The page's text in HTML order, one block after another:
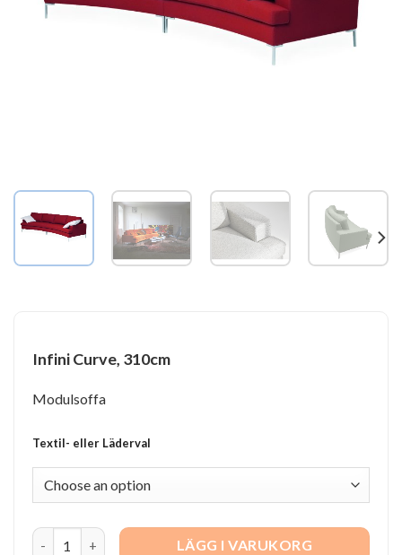
Infini Curve, 310cm
Modulsoffa
Textil- eller Läderval
Infini Curve, 310cm quantityLÄGG I VARUKORG